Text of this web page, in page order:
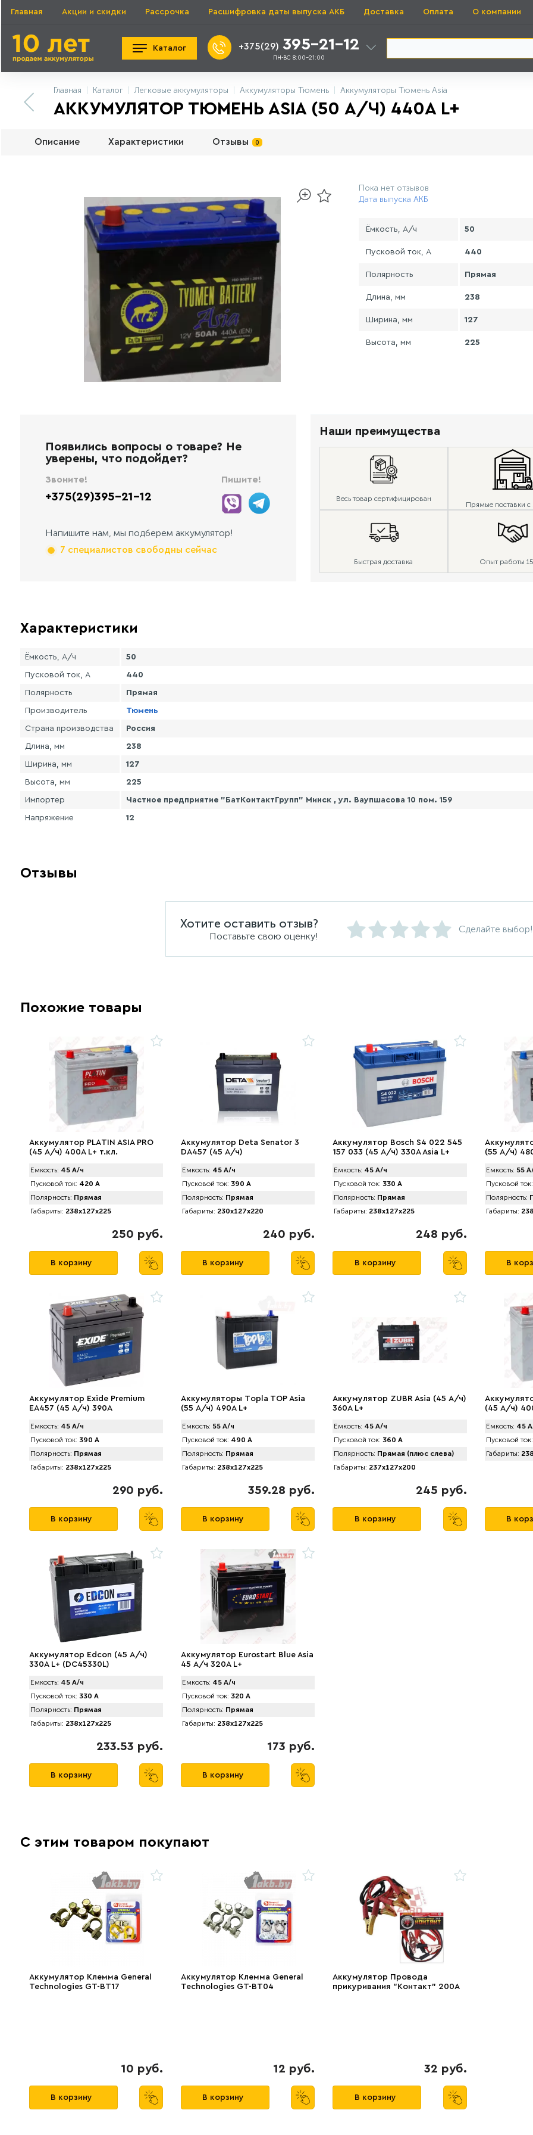
Главная Акции и скидки Рассрочка Расшифровка даты выпуска АКБ Доставка Оплата О компании
Каталог +375(29) 395-21-12
ПН-ВС 8:00-21:00
Главная Каталог Легковые аккумуляторы Аккумуляторы Тюмень Аккумуляторы Тюмень Asia
АККУМУЛЯТОР ТЮМЕНЬ ASIA (50 А/Ч) 440A L+
Описание Характеристики Отзывы 0
Пока нет отзывов
Дата выпуска АКБ
Ёмкость, А/ч 50
Пусковой ток, А 440
Полярность Прямая
Длина, мм 238
Ширина, мм 127
Высота, мм 225
Появились вопросы о товаре? Не
уверены, что подойдет?
Звоните!
+375(29)395-21-12
Пишите!
Напишите нам, мы подберем аккумулятор!
7 специалистов свободны сейчас
Наши преимущества
Весь товар сертифицирован
Прямые поставки с
Быстрая доставка Опыт работы
Характеристики
Ёмкость, А/ч 50
Пусковой ток, А 440
Полярность Прямая
Производитель Тюмень
Страна производства Россия
Длина, мм 238
Ширина, мм 127
Высота, мм 225
Импортер Частное предприятие "БатКонтактГрупп" Минск , ул. Ваупшасова 10 пом. 159
Напряжение 12
Отзывы
Хотите оставить отзыв?
Поставьте свою оценку!
Сделайте выбор!
Похожие товары
Аккумулятор PLАTIN ASIA PRO
(45 А/ч) 400A L+ т.кл.
Емкость: 45 А/ч
Пусковой ток: 420 А
Полярность: Прямая
Габариты: 238x127x225
250 руб.
В корзину
Аккумулятор Deta Senator 3
DA457 (45 А/ч)
Емкость: 45 А/ч
Пусковой ток: 390 А
Полярность: Прямая
Габариты: 230x127x220
240 руб.
В корзину
Аккумулятор Bosch S4 022 545
157 033 (45 А/ч) 330A Asia L+
Емкость: 45 А/ч
Пусковой ток: 330 А
Полярность: Прямая
Габариты: 238x127x225
248 руб.
В корзину
(55 А/ч)
Емкость: 55
Пусковой ток:
Полярность:
Габариты:
В
Аккумулятор Exide Premium
EA457 (45 А/ч) 390A
Емкость: 45 А/ч
Пусковой ток: 390 А
Полярность: Прямая
Габариты: 238x127x225
290 руб.
В корзину
Аккумуляторы Tоpla TOP Asia
(55 А/ч) 490A L+
Емкость: 55 А/ч
Пусковой ток: 490 А
Полярность: Прямая
Габариты: 238x127x225
359.28 руб.
В корзину
Аккумулятор ZUBR Asia (45 А/ч)
360A L+
Емкость: 45 А/ч
Пусковой ток: 360 А
Полярность: Прямая (плюс слева)
Габариты: 237x127x200
245 руб.
В корзину
(45 А/ч)
Емкость: 45
Пусковой ток:
Габариты:
В
Аккумулятор Edcon (45 А/ч)
330A L+ (DC45330L)
Емкость: 45 А/ч
Пусковой ток: 330 А
Полярность: Прямая
Габариты: 238x127x225
233.53 руб.
В корзину
Аккумулятор Eurostart Blue Asia
45 А/ч 320A L+
Емкость: 45 А/ч
Пусковой ток: 320 А
Полярность: Прямая
Габариты: 238x127x225
173 руб.
В корзину
С этим товаром покупают
Аккумулятор Клемма General
Technologies GT-BT17
10 руб.
В корзину
Аккумулятор Клемма General
Technologies GT-BT04
12 руб.
В корзину
Аккумулятор Провода
прикуривания "Контакт" 200А
32 руб.
В корзину